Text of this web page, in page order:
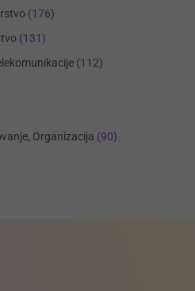
(176)
(131)
(112)
Organizacija (90)